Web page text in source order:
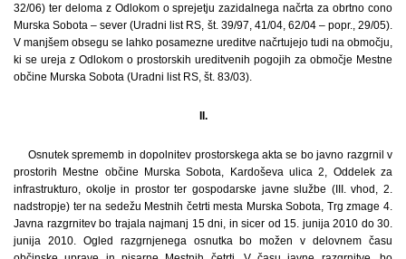
32/06) ter deloma z Odlokom o sprejetju zazidalnega načrta za obrtno cono
Murska Sobota – sever (Uradni list RS, št. 39/97, 41/04, 62/04 – popr., 29/05).
V manjšem obsegu se lahko posamezne ureditve načrtujejo tudi na območju,
ki se ureja z Odlokom o prostorskih ureditvenih pogojih za območje Mestne
občine Murska Sobota (Uradni list RS, št. 83/03).
II.
Osnutek sprememb in dopolnitev prostorskega akta se bo javno razgrnil v
prostorih Mestne občine Murska Sobota, Kardoševa ulica 2, Oddelek za
infrastrukturo, okolje in prostor ter gospodarske javne službe (III. vhod, 2.
nadstropje) ter na sedežu Mestnih četrti mesta Murska Sobota, Trg zmage 4.
Javna razgrnitev bo trajala najmanj 15 dni, in sicer od 15. junija 2010 do 30.
junija 2010. Ogled razgrnjenega osnutka bo možen v delovnem času